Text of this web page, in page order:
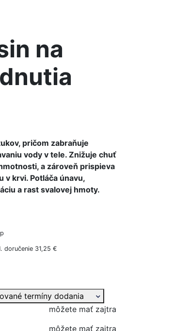
na
pričom zabraňuje
vody v tele. Znižuje chuť
a zároveň prispieva
v krvi. Potláča únavu,
a rast svalovej hmoty.
doručenie 31,25 €
termíny dodania
môžete mať zajtra
môžete mať zajtra